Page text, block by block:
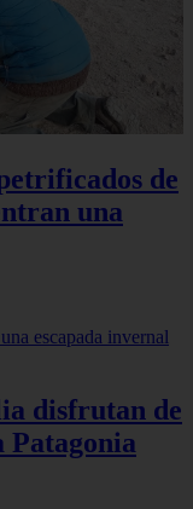
de
una
disfrutan de
Patagonia